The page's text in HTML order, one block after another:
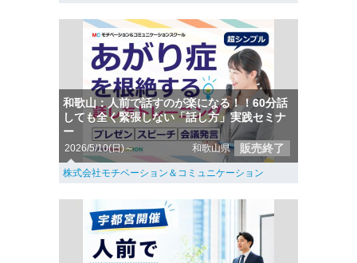
和歌山：人前で話すのが楽になる！！60分話
しても全く緊張しない「話し方」実践セミナ
ー
2026/5/10(日)～ 和歌山県 販売終了
株式会社モチベーション＆コミュニケーション